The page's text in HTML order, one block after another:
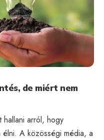
de miért nem
arról, hogy
A közösségi média, a